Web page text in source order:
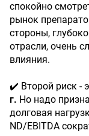
спокойно
рынок
стороны,
отрасли, очень
влияния.
✔️ Второй риск -
г. Но надо
долговая
ND/EBITDA